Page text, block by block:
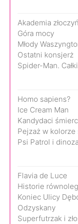
Akademia
Góra mocy
Młody
Ostatni konsjerż
Spider-Man.
Homo sapiens?
Ice Cream Man
Kandydaci
Pejzaż w kolorze
Psi Patrol i
Flavia de Luce
Historie
Koniec Ulicy
Odzyskany
Superfutrzak i